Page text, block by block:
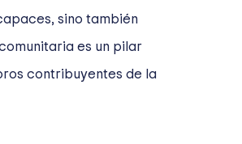
sino también
es un pilar
contribuyentes de la